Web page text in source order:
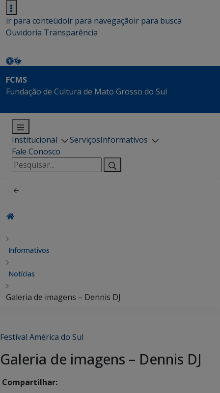
ir para conteúdoir para navegaçãoir para busca
Ouvidoria Transparência
FCMS
Fundação de Cultura de Mato Grosso do Sul
Institucional ServiçosInformativos
Fale Conosco
Pesquisar
por:
Informativos
Notícias
Galeria de imagens – Dennis DJ
Festival América do Sul
Galeria de imagens – Dennis DJ
Compartilhar: